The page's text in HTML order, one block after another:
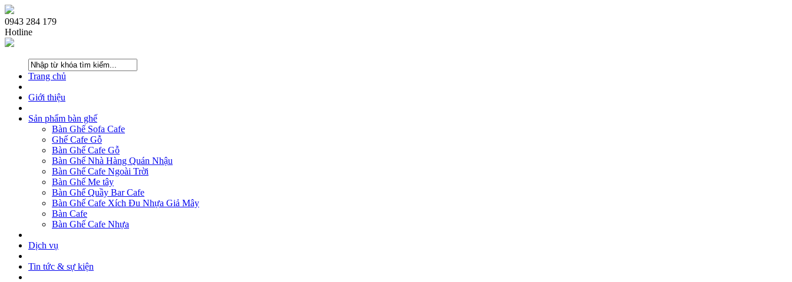
0943 284 179
Hotline
Trang chủ
Giới thiệu
Sản phẩm bàn ghế
Bàn Ghế Sofa Cafe
Ghế Cafe Gỗ
Bàn Ghế Cafe Gỗ
Bàn Ghế Nhà Hàng Quán Nhậu
Bàn Ghế Cafe Ngoài Trời
Bàn Ghế Me tây
Bàn Ghế Quầy Bar Cafe
Bàn Ghế Cafe Xích Đu Nhựa Giả Mây
Bàn Cafe
Bàn Ghế Cafe Nhựa
Dịch vụ
Tin tức & sự kiện